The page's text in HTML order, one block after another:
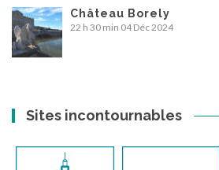
Château Borely
22 h 30 min 04 Déc 2024
Sites incontournables